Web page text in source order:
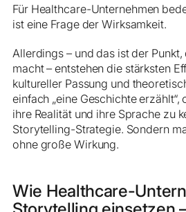
Für Healthcare-Unternehmen
ist eine Frage der Wirksamkeit.
Allerdings – und das ist der
macht – entstehen die stärksten
kultureller Passung und
einfach „eine Geschichte
ihre Realität und ihre Sprache zu
Storytelling-Strategie. Sondern
ohne große Wirkung.
Wie Healthcare-